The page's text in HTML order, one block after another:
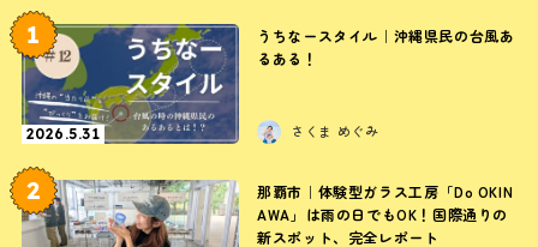
1
2026.5.31
うちなースタイル｜沖縄県民の台風あ
るある！
さくま めぐみ
2
那覇市｜体験型ガラス工房「Do OKIN
AWA」は雨の日でもOK！国際通りの
新スポット、完全レポート